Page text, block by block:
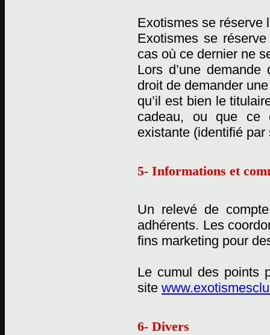
Exotismes se réserve
Exotismes se
cas où ce dernier ne
Lors d’une
droit de demander
qu’il est bien le
cadeau, ou que ce
existante (identifié
5- Informations et
Un relevé de
adhérents. Les
fins marketing pour
Le cumul des points
site
6- Divers